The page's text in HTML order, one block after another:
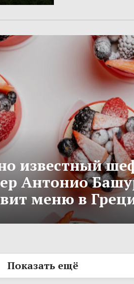
известный
Антонио
меню в
Показать ещё